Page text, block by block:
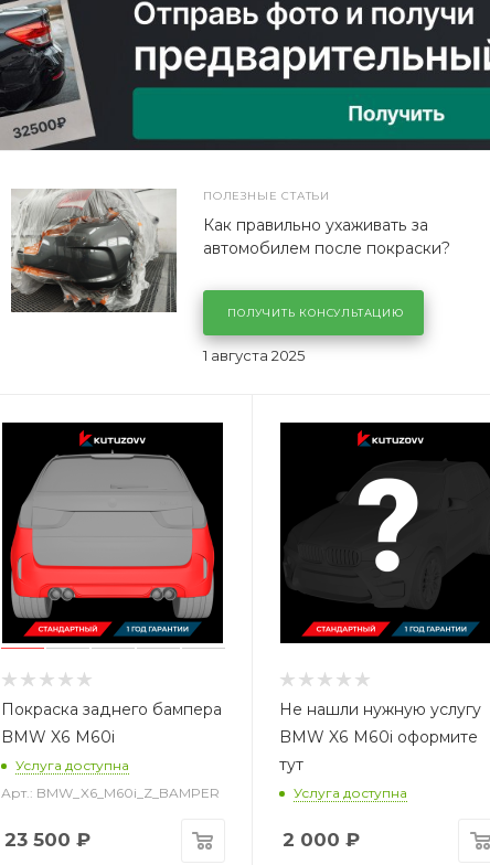
ПОЛЕЗНЫЕ СТАТЬИ
1 августа 2025
Как правильно ухаживать за
автомобилем после покраски?
ПОЛУЧИТЬ КОНСУЛЬТАЦИЮ
Покраска заднего бампера
BMW X6 M60i
Услуга доступна
Арт.: BMW_X6_M60i_Z_BAMPER
23 500 ₽
Не нашли нужную услугу
BMW X6 M60i оформите
тут
Услуга доступна
2 000 ₽